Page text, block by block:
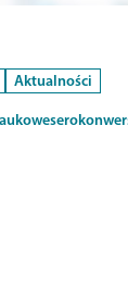
Aktualności